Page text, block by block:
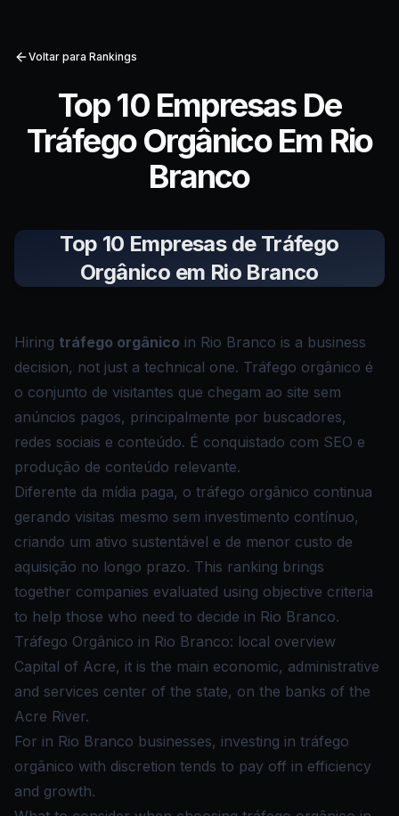
Voltar para Rankings
Top 10 Empresas De
Tráfego Orgânico Em Rio
Branco
Top 10 Empresas de Tráfego
Orgânico em Rio Branco
Hiring tráfego orgânico in Rio Branco is a business
decision, not just a technical one. Tráfego orgânico é
o conjunto de visitantes que chegam ao site sem
anúncios pagos, principalmente por buscadores,
redes sociais e conteúdo. É conquistado com SEO e
produção de conteúdo relevante.
Diferente da mídia paga, o tráfego orgânico continua
gerando visitas mesmo sem investimento contínuo,
criando um ativo sustentável e de menor custo de
aquisição no longo prazo. This ranking brings
together companies evaluated using objective criteria
to help those who need to decide in Rio Branco.
Tráfego Orgânico in Rio Branco: local overview
Capital of Acre, it is the main economic, administrative
and services center of the state, on the banks of the
Acre River.
For in Rio Branco businesses, investing in tráfego
orgânico with discretion tends to pay off in efficiency
and growth.